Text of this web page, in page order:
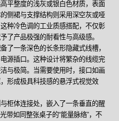
平整度的浅灰或银白色材质，表面
侧裙与支撑结构则采用深空灰或哑
种冷色调的工业质感搭配，不仅彰
了产品极强的耐看性与高级感。
了一条深色的长条形隐藏式线槽，
源插口。这种设计将繁杂的线缆完
与极简。当需要使用时，接口如画
形成极具科技感的悬浮式视觉效
柜体连接处，嵌入了一条垂直的醒
带如同整张桌子的“能量脉络”，不